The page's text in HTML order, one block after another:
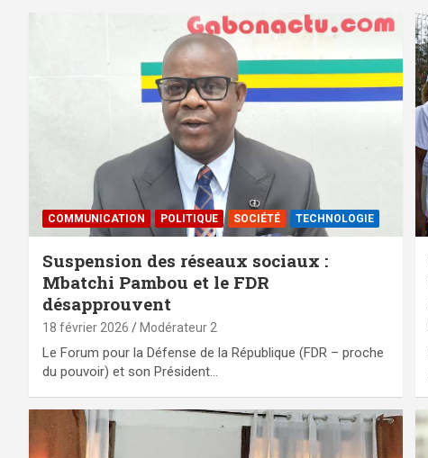
COMMUNICATION POLITIQUE SOCIÉTÉ TECHNOLOGIE
Suspension des réseaux sociaux :
Mbatchi Pambou et le FDR
désapprouvent
18 février 2026 Modérateur 2
Le Forum pour la Défense de la République (FDR – proche
du pouvoir) et son Président…